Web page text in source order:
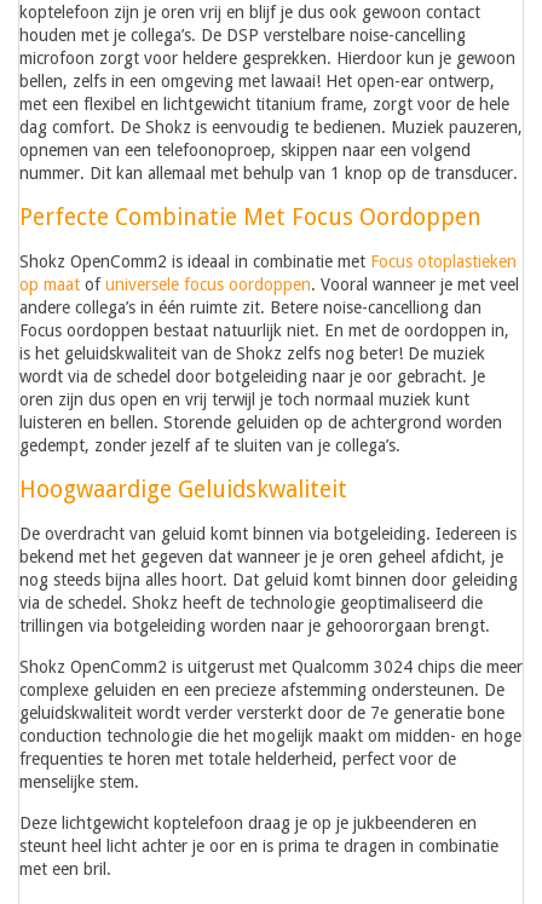
koptelefoon zijn je oren vrij en blijf je dus ook gewoon contact
houden met je collega’s. De DSP verstelbare noise-cancelling
microfoon zorgt voor heldere gesprekken. Hierdoor kun je gewoon
bellen, zelfs in een omgeving met lawaai! Het open-ear ontwerp,
met een flexibel en lichtgewicht titanium frame, zorgt voor de hele
dag comfort. De Shokz is eenvoudig te bedienen. Muziek pauzeren,
opnemen van een telefoonoproep, skippen naar een volgend
nummer. Dit kan allemaal met behulp van 1 knop op de transducer.
Perfecte Combinatie Met Focus Oordoppen
Shokz OpenComm2 is ideaal in combinatie met Focus otoplastieken
op maat ofuniversele focus oordoppen. Vooral wanneer je met veel
andere collega’s in één ruimte zit. Betere noise-cancelliong dan
Focus oordoppen bestaat natuurlijk niet. En met de oordoppen in,
is het geluidskwaliteit van de Shokz zelfs nog beter! De muziek
wordt via de schedel door botgeleiding naar je oor gebracht. Je
oren zijn dus open en vrij terwijl je toch normaal muziek kunt
luisteren en bellen. Storende geluiden op de achtergrond worden
gedempt, zonder jezelf af te sluiten van je collega’s.
Hoogwaardige Geluidskwaliteit
De overdracht van geluid komt binnen via botgeleiding. Iedereen is
bekend met het gegeven dat wanneer je je oren geheel afdicht, je
nog steeds bijna alles hoort. Dat geluid komt binnen door geleiding
via de schedel. Shokz heeft de technologie geoptimaliseerd die
trillingen via botgeleiding worden naar je gehoororgaan brengt.
Shokz OpenComm2 is uitgerust met Qualcomm 3024 chips die meer
complexe geluiden en een precieze afstemming ondersteunen. De
geluidskwaliteit wordt verder versterkt door de 7e generatie bone
conduction technologie die het mogelijk maakt om midden- en hoge
frequenties te horen met totale helderheid, perfect voor de
menselijke stem.
Deze lichtgewicht koptelefoon draag je op je jukbeenderen en
steunt heel licht achter je oor en is prima te dragen in combinatie
met een bril.